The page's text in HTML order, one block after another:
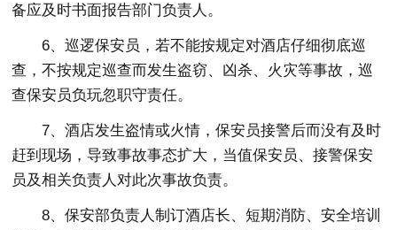
备应及时书面报告部门负责人。
6、巡逻保安员，若不能按规定对酒店仔细彻底巡
查，不按规定巡查而发生盗窃、凶杀、火灾等事故，巡
查保安员负玩忽职守责任。
7、酒店发生盗情或火情，保安员接警后而没有及时
赶到现场，导致事故事态扩大，当值保安员、接警保安
员及相关负责人对此次事故负责。
8、保安部负责人制订酒店长、短期消防、安全培训